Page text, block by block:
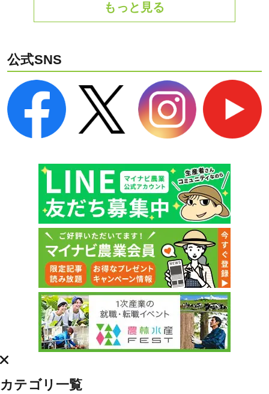
もっと見る
公式SNS
カテゴリ一覧